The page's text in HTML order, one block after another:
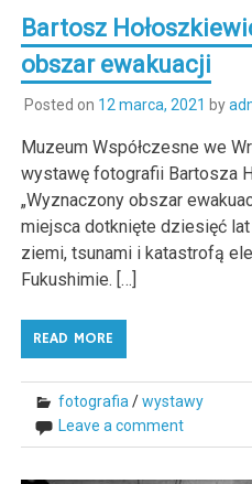
Bartosz
obszar ewakuacji
Posted on 12 marca, 2021 by
Muzeum Współczesne we
wystawę fotografii Bartosza
„Wyznaczony obszar
miejsca dotknięte dziesięć
ziemi, tsunami i katastrofą
Fukushimie. […]
READ MORE
fotografia /wystawy
Leave a comment